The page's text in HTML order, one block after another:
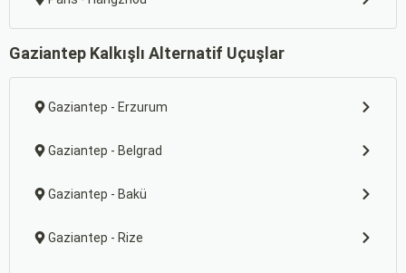
Gaziantep Kalkışlı Alternatif Uçuşlar
Gaziantep - Erzurum
Gaziantep - Belgrad
Gaziantep - Bakü
Gaziantep - Rize